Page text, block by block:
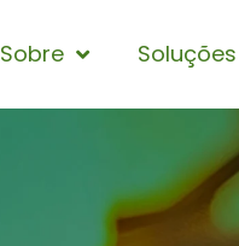
Sobre Soluções